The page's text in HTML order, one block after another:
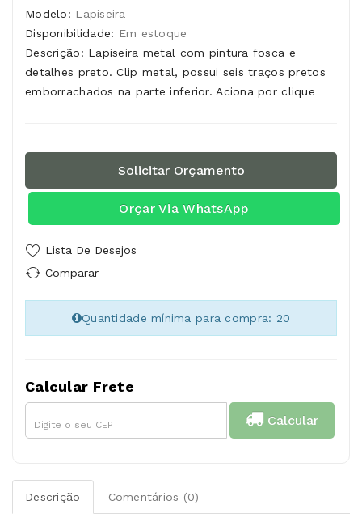
Modelo: Lapiseira
Disponibilidade: Em estoque
Descrição: Lapiseira metal com pintura fosca e
detalhes preto. Clip metal, possui seis traços pretos
emborrachados na parte inferior. Aciona por clique
Solicitar Orçamento
Orçar Via WhatsApp
Lista De Desejos
Comparar
Quantidade mínima para compra: 20
Calcular Frete
Calcular
Descrição Comentários (0)